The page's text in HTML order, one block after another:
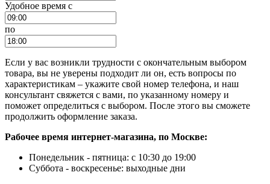
Удобное время c
по
Если у вас возникли трудности с окончательным выбором
товара, вы не уверены подходит ли он, есть вопросы по
характеристикам – укажите свой номер телефона, и наш
консультант свяжется с вами, по указанному номеру и
поможет определиться с выбором. После этого вы сможете
продолжить оформление заказа.
Рабочее время интернет-магазина, по Москве:
Понедельник - пятница: с 10:30 до 19:00
Суббота - воскресенье: выходные дни